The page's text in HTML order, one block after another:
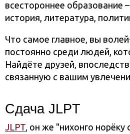
всестороннее образование
история, литература,
Что самое главное, вы
постоянно среди людей,
Найдёте друзей,
связанную с вашим
Сдача JLPT
JLPT, он же "нихонго норёку